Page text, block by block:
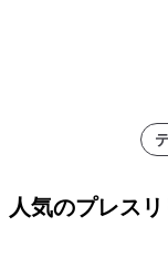
人気のプレス